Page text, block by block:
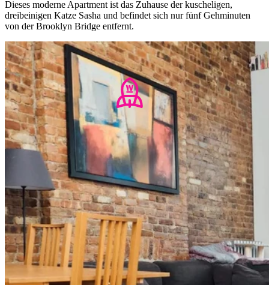
Dieses moderne Apartment ist das Zuhause der kuscheligen,
dreibeinigen Katze Sasha und befindet sich nur fünf Gehminuten
von der Brooklyn Bridge entfernt.